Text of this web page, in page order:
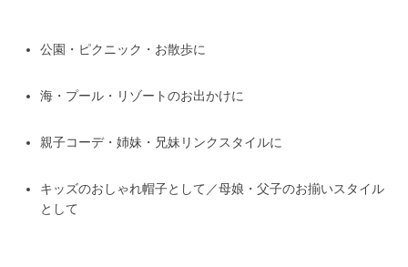
公園・ピクニック・お散歩に
海・プール・リゾートのお出かけに
親子コーデ・姉妹・兄妹リンクスタイルに
キッズのおしゃれ帽子として／母娘・父子のお揃いスタイル
として